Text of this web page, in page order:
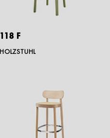
118 F
HOLZSTUHL